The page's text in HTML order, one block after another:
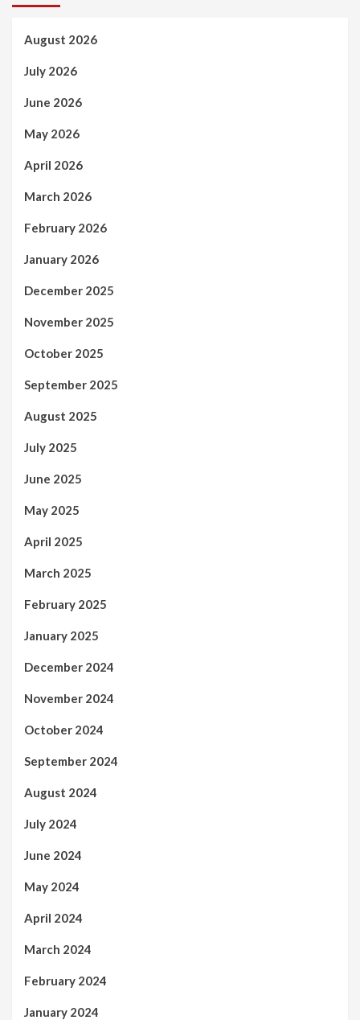
August 2026
July 2026
June 2026
May 2026
April 2026
March 2026
February 2026
January 2026
December 2025
November 2025
October 2025
September 2025
August 2025
July 2025
June 2025
May 2025
April 2025
March 2025
February 2025
January 2025
December 2024
November 2024
October 2024
September 2024
August 2024
July 2024
June 2024
May 2024
April 2024
March 2024
February 2024
January 2024